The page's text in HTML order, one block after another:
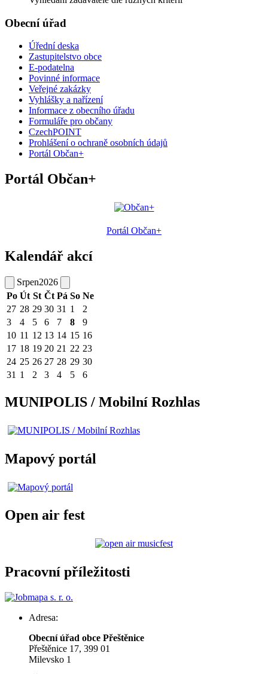
Obecní úřad
Úřední deska
Zastupitelstvo obce
E-podatelna
Povinné informace
Veřejné zakázky
Vyhlášky a nařízení
Informace z obecního úřadu
Formuláře pro občany
CzechPOINT
Prohlášení o ochraně osobních údajů
Portál Občan+
Portál Občan+
Portál Občan+
Kalendář akcí
Srpen2026
Po Út St Čt Pá So Ne
27 28 29 30 31 1
2
3
4 5 6 7 8
9
10 11 12 13 14 15 16
17 18 19 20 21 22 23
24 25 26 27 28 29 30
31 1 2 3 4 5 6
MUNIPOLIS / Mobilní Rozhlas
Mapový portál
Open air fest
Pracovní příležitosti
Adresa:
Obecní úřad obce Přeštěnice
Přeštěnice 17, 399 01
Milevsko 1